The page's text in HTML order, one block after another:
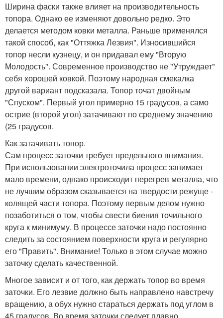
Ширина фаски также влияет на производительность
топора. Однако ее изменяют довольно редко. Это
делается методом ковки металла. Раньше применялся
такой способ, как "Оттяжка Лезвия". Износившийся
топор несли кузнецу, и он придавал ему "Вторую
Молодость". Современное производство не "Утруждает"
себя хорошей ковкой. Поэтому народная смекалка
другой вариант подсказала. Топор точат двойным
"Спуском". Первый угол примерно 15 градусов, а само
острие (второй угол) затачивают по среднему значению
(25 градусов.
Как затачивать топор.
Сам процесс заточки требует предельного внимания.
При использовании электроточила процесс занимает
мало времени, однако происходит перегрев металла, что
не лучшим образом сказывается на твердости режуще -
колящей части топора. Поэтому первым делом нужно
позаботиться о том, чтобы свести биения точильного
круга к минимуму. В процессе заточки надо постоянно
следить за состоянием поверхности круга и регулярно
его "Править". Внимание! Только в этом случае можно
заточку сделать качественной.
Многое зависит и от того, как держать топор во время
заточки. Его лезвие должно быть направлено навстречу
вращению, а обух нужно стараться держать под углом в